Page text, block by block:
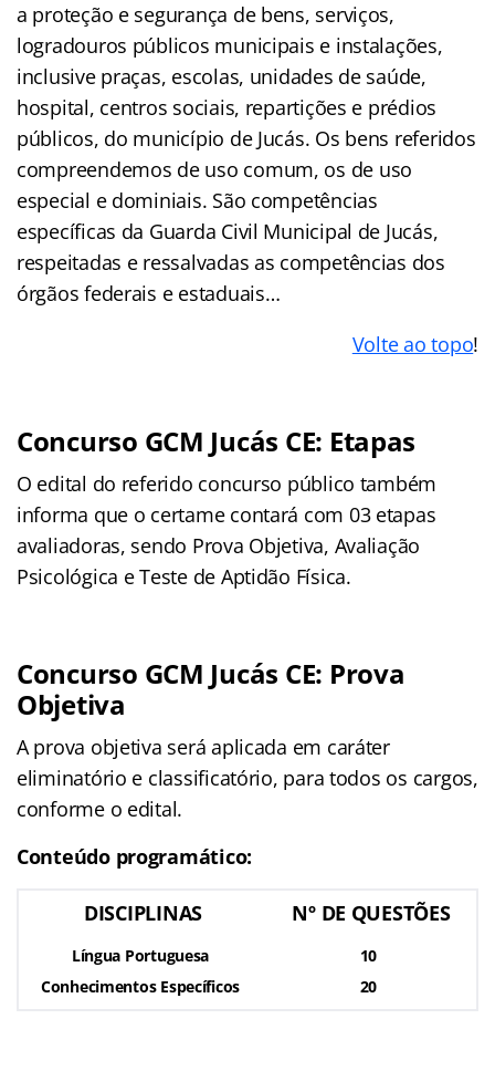
a proteção e segurança de bens, serviços,
logradouros públicos municipais e instalações,
inclusive praças, escolas, unidades de saúde,
hospital, centros sociais, repartições e prédios
públicos, do município de Jucás. Os bens referidos
compreendemos de uso comum, os de uso
especial e dominiais. São competências
específicas da Guarda Civil Municipal de Jucás,
respeitadas e ressalvadas as competências dos
órgãos federais e estaduais…
Volte ao topo!
Concurso GCM Jucás CE: Etapas
O edital do referido concurso público também
informa que o certame contará com 03 etapas
avaliadoras, sendo Prova Objetiva, Avaliação
Psicológica e Teste de Aptidão Física.
Concurso GCM Jucás CE: Prova
Objetiva
A prova objetiva será aplicada em caráter
eliminatório e classificatório, para todos os cargos,
conforme o edital.
Conteúdo programático:
DISCIPLINAS Nº DE QUESTÕES
Língua Portuguesa
Conhecimentos Específicos
10
20